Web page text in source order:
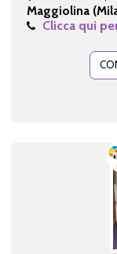
Maggiolina
Clicca qui